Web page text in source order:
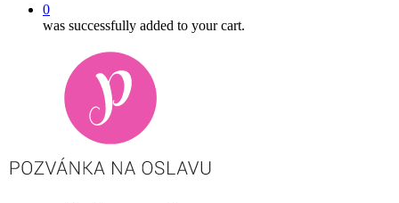
0
was successfully added to your cart.